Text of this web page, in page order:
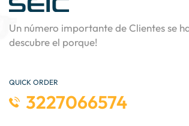
Un número importante de Clientes se
descubre el porque!
QUICK ORDER
3227066574